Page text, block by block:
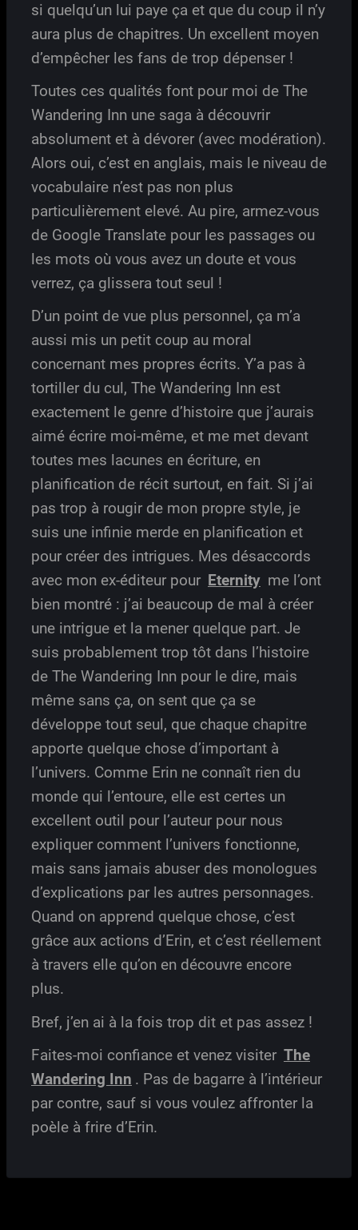
si quelqu’un lui paye ça et que du coup il n’y
aura plus de chapitres. Un excellent moyen
d’empêcher les fans de trop dépenser !
Toutes ces qualités font pour moi de The
Wandering Inn une saga à découvrir
absolument et à dévorer (avec modération).
Alors oui, c’est en anglais, mais le niveau de
vocabulaire n’est pas non plus
particulièrement elevé. Au pire, armez-vous
de Google Translate pour les passages ou
les mots où vous avez un doute et vous
verrez, ça glissera tout seul !
D’un point de vue plus personnel, ça m’a
aussi mis un petit coup au moral
concernant mes propres écrits. Y’a pas à
tortiller du cul, The Wandering Inn est
exactement le genre d’histoire que j’aurais
aimé écrire moi-même, et me met devant
toutes mes lacunes en écriture, en
planification de récit surtout, en fait. Si j’ai
pas trop à rougir de mon propre style, je
suis une infinie merde en planification et
pour créer des intrigues. Mes désaccords
avec mon ex-éditeur pour Eternity me l’ont
bien montré : j’ai beaucoup de mal à créer
une intrigue et la mener quelque part. Je
suis probablement trop tôt dans l’histoire
de The Wandering Inn pour le dire, mais
même sans ça, on sent que ça se
développe tout seul, que chaque chapitre
apporte quelque chose d’important à
l’univers. Comme Erin ne connaît rien du
monde qui l’entoure, elle est certes un
excellent outil pour l’auteur pour nous
expliquer comment l’univers fonctionne,
mais sans jamais abuser des monologues
d’explications par les autres personnages.
Quand on apprend quelque chose, c’est
grâce aux actions d’Erin, et c’est réellement
à travers elle qu’on en découvre encore
plus.
Bref, j’en ai à la fois trop dit et pas assez !
Faites-moi confiance et venez visiter The
Wandering Inn . Pas de bagarre à l’intérieur
par contre, sauf si vous voulez affronter la
poèle à frire d’Erin.